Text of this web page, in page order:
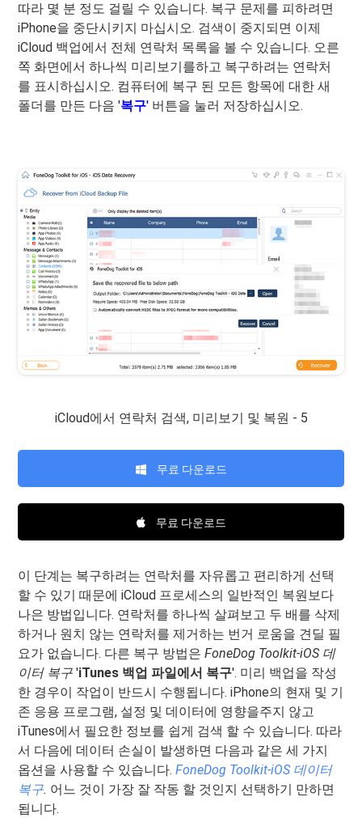
따라 몇 분 정도 걸릴 수 있습니다. 복구 문제를 피하려면
iPhone을 중단시키지 마십시오. 검색이 중지되면 이제
iCloud 백업에서 전체 연락처 목록을 볼 수 있습니다. 오른
쪽 화면에서 하나씩 미리보기를하고 복구하려는 연락처
를 표시하십시오. 컴퓨터에 복구 된 모든 항목에 대한 새
폴더를 만든 다음 '복구' 버튼을 눌러 저장하십시오.
iCloud에서 연락처 검색, 미리보기 및 복원 - 5
무료 다운로드
무료 다운로드
이 단계는 복구하려는 연락처를 자유롭고 편리하게 선택
할 수 있기 때문에 iCloud 프로세스의 일반적인 복원보다
나은 방법입니다. 연락처를 하나씩 살펴보고 두 배를 삭제
하거나 원치 않는 연락처를 제거하는 번거 로움을 견딜 필
요가 없습니다. 다른 복구 방법은FoneDog Toolkit-iOS 데
이터 복구'iTunes 백업 파일에서 복구'. 미리 백업을 작성
한 경우이 작업이 반드시 수행됩니다. iPhone의 현재 및 기
존 응용 프로그램, 설정 및 데이터에 영향을주지 않고
iTunes에서 필요한 정보를 쉽게 검색 할 수 있습니다. 따라
서 다음에 데이터 손실이 발생하면 다음과 같은 세 가지
옵션을 사용할 수 있습니다.FoneDog Toolkit-iOS 데이터
복구. 어느 것이 가장 잘 작동 할 것인지 선택하기 만하면
됩니다.